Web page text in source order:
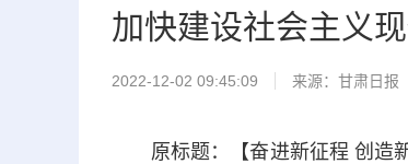
加快建设社会主义
2022-12-02 09:45:09 来源： 甘肃日报
原标题：【奋进新征程 创造